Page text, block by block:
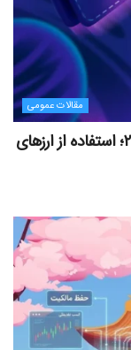
مقالات عمومی
بهترین کیف پول‌های کریپتویی در سال ۲۰۲۶؛ استفاده از ارزهای